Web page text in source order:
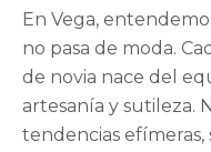
En Vega,
no pasa de moda.
de novia nace del
artesanía y sutileza.
tendencias efímeras,